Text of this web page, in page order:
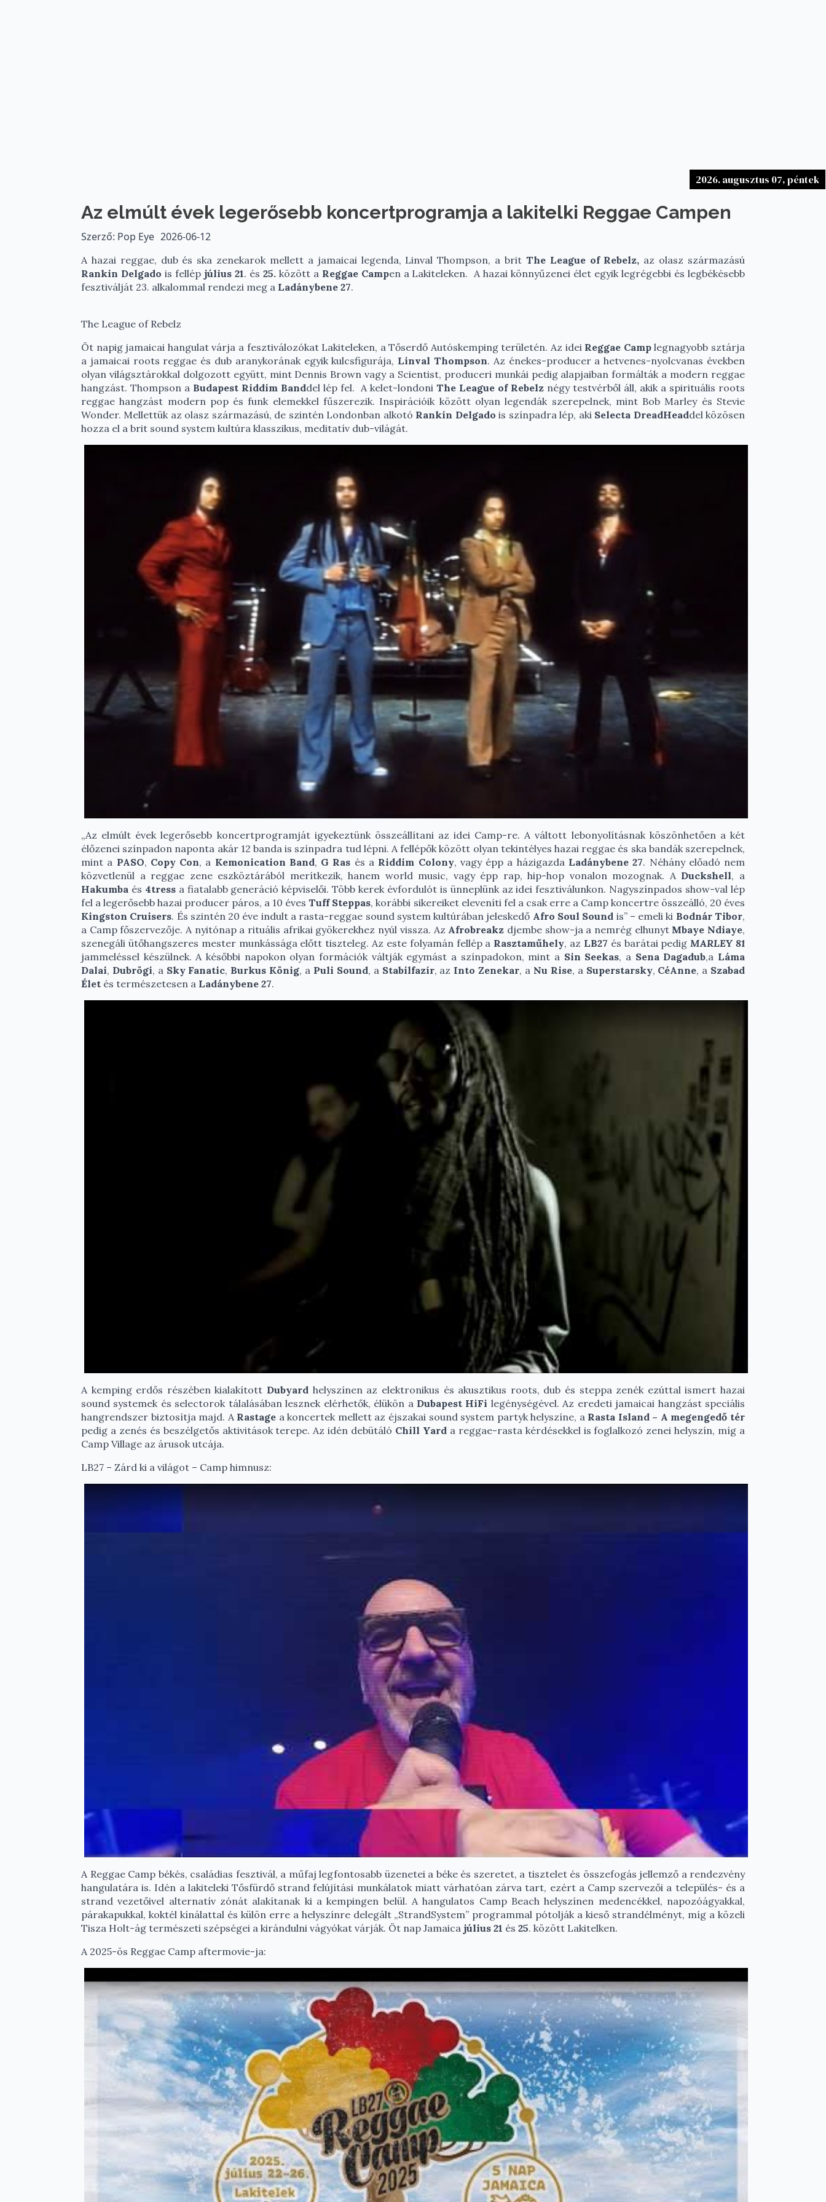
2026. augusztus 07, péntek
Az elmúlt évek legerősebb koncertprogramja a lakitelki Reggae Campen
Szerző: Pop Eye 2026-06-12
A hazai reggae, dub és ska zenekarok mellett a jamaicai legenda, Linval Thompson, a brit The League of Rebelz, az olasz származású
Rankin Delgado is fellép július 21. és 25.között a Reggae Campen a Lakiteleken. A hazai könnyűzenei élet egyik legrégebbi és legbékésebb
fesztiválját 23. alkalommal rendezi meg a Ladánybene 27.
The League of Rebelz
Öt napig jamaicai hangulat várja a fesztiválozókat Lakiteleken, a Tőserdő Autóskemping területén. Az idei Reggae Camplegnagyobb sztárja
a jamaicai roots reggae és dub aranykorának egyik kulcsfigurája, Linval Thompson. Az énekes-producer a hetvenes-nyolcvanas években
olyan világsztárokkal dolgozott együtt, mint Dennis Brown vagy a Scientist, produceri munkái pedig alapjaiban formálták a modern reggae
hangzást. Thompson a Budapest Riddim Banddel lép fel. A kelet-londoni The League of Rebelz négy testvérből áll, akik a spirituális roots
reggae hangzást modern pop és funk elemekkel fűszerezik. Inspirációik között olyan legendák szerepelnek, mint Bob Marley és Stevie
Wonder. Mellettük az olasz származású, de szintén Londonban alkotó Rankin Delgado is színpadra lép, aki Selecta DreadHeaddel közösen
hozza el a brit sound system kultúra klasszikus, meditatív dub-világát.
„Az elmúlt évek legerősebb koncertprogramját igyekeztünk összeállítani az idei Camp-re. A váltott lebonyolításnak köszönhetően a két
élőzenei színpadon naponta akár 12 banda is színpadra tud lépni. A fellépők között olyan tekintélyes hazai reggae és ska bandák szerepelnek,
mint a PASO, Copy Con, a Kemonication Band, G Ras és a Riddim Colony, vagy épp a házigazda Ladánybene 27. Néhány előadó nem
közvetlenül a reggae zene eszköztárából merítkezik, hanem world music, vagy épp rap, hip-hop vonalon mozognak. A Duckshell, a
Hakumba és 4tressa fiatalabb generáció képviselői. Több kerek évfordulót is ünneplünk az idei fesztiválunkon. Nagyszínpados show-val lép
fel a legerősebb hazai producer páros, a 10 éves Tuff Steppas, korábbi sikereiket eleveníti fel a csak erre a Camp koncertre összeálló, 20 éves
Kingston Cruisers. És szintén 20 éve indult a rasta-reggae sound system kultúrában jeleskedő Afro Soul Sound is” – emeli ki Bodnár Tibor,
a Camp főszervezője. A nyitónap a rituális afrikai gyökerekhez nyúl vissza. Az Afrobreakz djembe show-ja a nemrég elhunyt Mbaye Ndiaye,
szenegáli ütőhangszeres mester munkássága előtt tiszteleg. Az este folyamán fellép a Rasztaműhely, az LB27 és barátai pedig MARLEY 81
jammeléssel készülnek. A későbbi napokon olyan formációk váltják egymást a színpadokon, mint a Sin Seekas, a Sena Dagadub,a Láma
Dalai, Dubrögi, a Sky Fanatic, Burkus König, a Puli Sound, a Stabilfazír, az Into Zenekar, a Nu Rise, a Superstarsky, CéAnne, a Szabad
Élet és természetesen a Ladánybene 27.
A kemping erdős részében kialakított Dubyard helyszínen az elektronikus és akusztikus roots, dub és steppa zenék ezúttal ismert hazai
sound systemek és selectorok tálalásában lesznek elérhetők, élükön a Dubapest HiFi legénységével. Az eredeti jamaicai hangzást speciális
hangrendszer biztosítja majd. A Rastage a koncertek mellett az éjszakai sound system partyk helyszíne, a Rasta Island – A megengedő tér
pedig a zenés és beszélgetős aktivitások terepe. Az idén debütáló Chill Yarda reggae-rasta kérdésekkel is foglalkozó zenei helyszín, míg a
Camp Village az árusok utcája.
LB27 – Zárd ki a világot – Camp himnusz:
A Reggae Camp békés, családias fesztivál, a műfaj legfontosabb üzenetei a béke és szeretet, a tisztelet és összefogás jellemző a rendezvény
hangulatára is. Idén a lakiteleki Tősfürdő strand felújítási munkálatok miatt várhatóan zárva tart, ezért a Camp szervezői a település- és a
strand vezetőivel alternatív zónát alakítanak ki a kempingen belül. A hangulatos Camp Beach helyszínen medencékkel, napozóágyakkal,
párakapukkal, koktél kínálattal és külön erre a helyszínre delegált „StrandSystem” programmal pótolják a kieső strandélményt, míg a közeli
Tisza Holt-ág természeti szépségei a kirándulni vágyókat várják. Öt nap Jamaica július 21 és 25. között Lakitelken.
A 2025-ös Reggae Camp aftermovie-ja: